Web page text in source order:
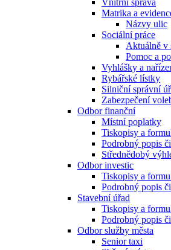
Vnitřní správa
Matrika a
Názvy ulic
Sociální práce
Aktuálně v
Pomoc a
Vyhlášky a
Rybářské lístky
Silniční správní
Zabezpečení
Odbor finanční
Místní poplatky
Tiskopisy a
Podrobný popis
Střednědobý
Odbor investic
Tiskopisy a
Podrobný popis
Stavební úřad
Tiskopisy a
Podrobný popis
Odbor služby města
Senior taxi